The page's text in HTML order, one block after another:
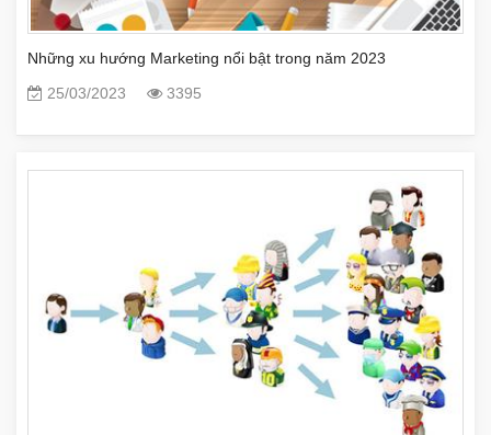
Những xu hướng Marketing nổi bật trong năm 2023
25/03/2023
3395